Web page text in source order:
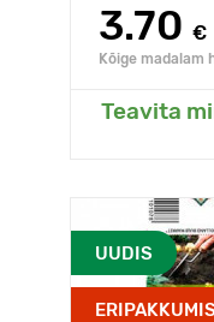
3.70 €
Kõige madalam
Teavita
UUDIS